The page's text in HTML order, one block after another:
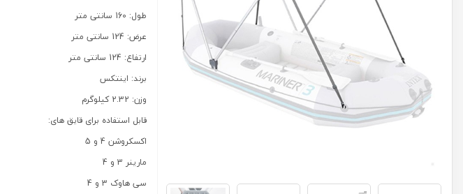
طول: 160 سانتی متر
عرض: 124 سانتی متر
ارتفاع: 124 سانتی متر
برند: اینتکس
وزن: 2.32 کیلوگرم
قابل استفاده برای قایق های:
اکسکروشن 4 و 5
مارینر 3 و 4
سی هاوک 3 و 4